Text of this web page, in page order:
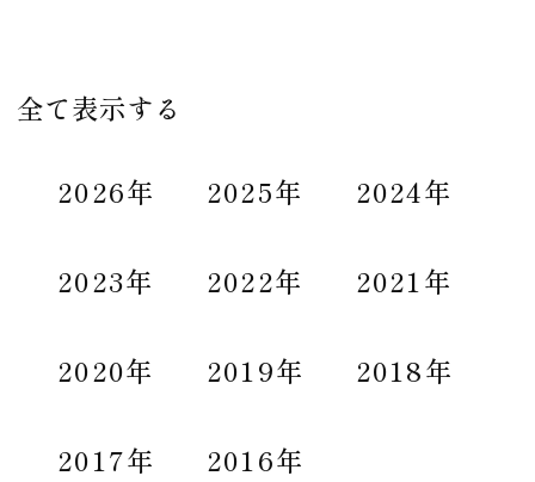
全て表示する
2026年 2025年 2024年
2023年 2022年 2021年
2020年 2019年 2018年
2017年 2016年